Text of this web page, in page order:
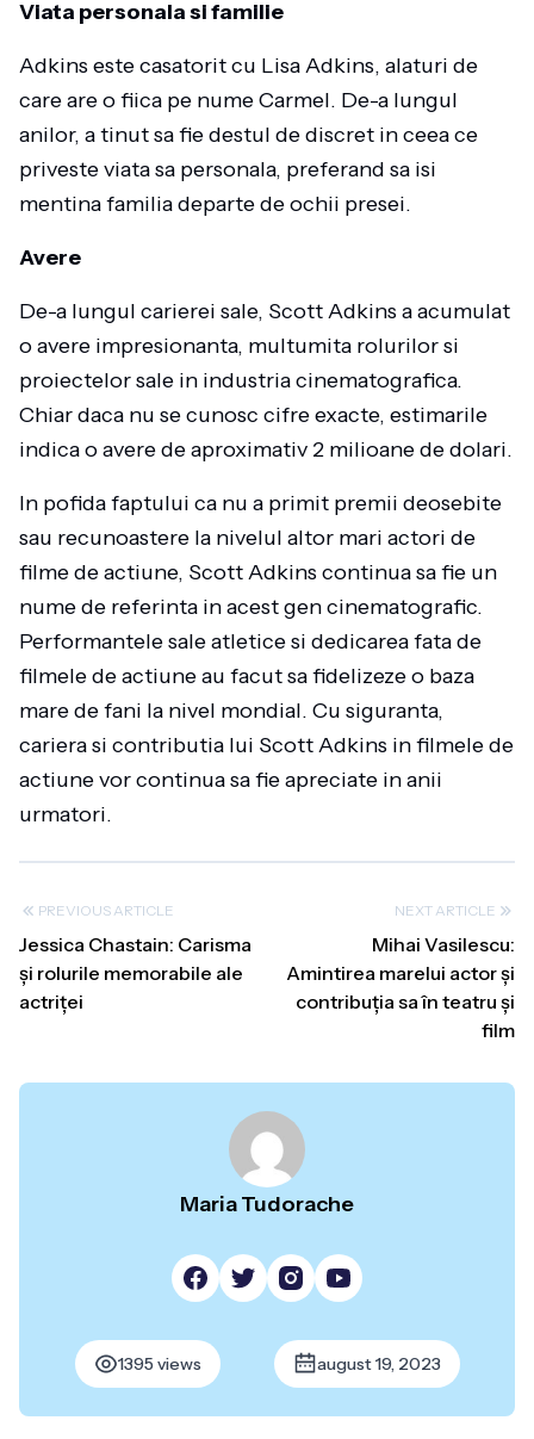
Viata personala si familie
Adkins este casatorit cu Lisa Adkins, alaturi de
care are o fiica pe nume Carmel. De-a lungul
anilor, a tinut sa fie destul de discret in ceea ce
priveste viata sa personala, preferand sa isi
mentina familia departe de ochii presei.
Avere
De-a lungul carierei sale, Scott Adkins a acumulat
o avere impresionanta, multumita rolurilor si
proiectelor sale in industria cinematografica.
Chiar daca nu se cunosc cifre exacte, estimarile
indica o avere de aproximativ 2 milioane de dolari.
In pofida faptului ca nu a primit premii deosebite
sau recunoastere la nivelul altor mari actori de
filme de actiune, Scott Adkins continua sa fie un
nume de referinta in acest gen cinematografic.
Performantele sale atletice si dedicarea fata de
filmele de actiune au facut sa fidelizeze o baza
mare de fani la nivel mondial. Cu siguranta,
cariera si contributia lui Scott Adkins in filmele de
actiune vor continua sa fie apreciate in anii
urmatori.
PREVIOUS ARTICLE
Jessica Chastain: Carisma
și rolurile memorabile ale
actriței
NEXT ARTICLE
Mihai Vasilescu:
Amintirea marelui actor și
contribuția sa în teatru și
film
Maria Tudorache
1395 views august 19, 2023